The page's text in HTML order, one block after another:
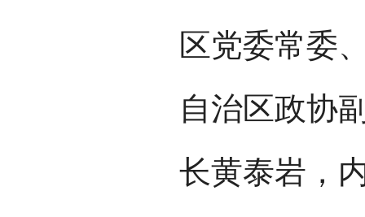
区党委常委
自治区政协
长黄泰岩，